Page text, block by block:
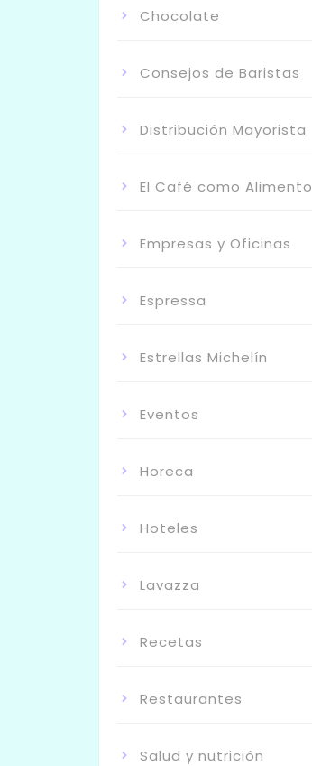
Chocolate
Consejos de Baristas
Distribución Mayorista
El Café como Alimento
Empresas y Oficinas
Espressa
Estrellas Michelín
Eventos
Horeca
Hoteles
Lavazza
Recetas
Restaurantes
Salud y nutrición